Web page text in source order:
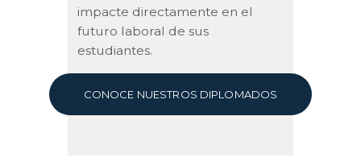
impacte directamente en el
futuro laboral de sus
estudiantes.
CONOCE NUESTROS DIPLOMADOS